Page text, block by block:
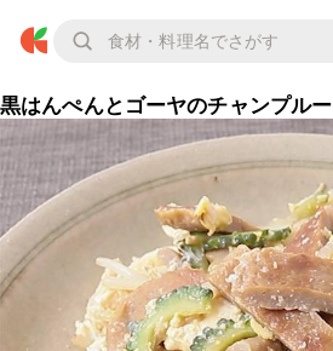
黒はんぺんとゴーヤのチャンプルー